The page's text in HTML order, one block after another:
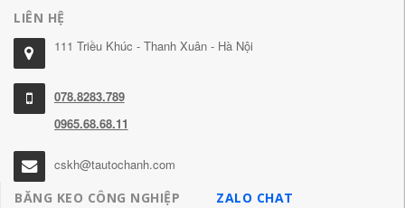
LIÊN HỆ
111 Triều Khúc - Thanh Xuân - Hà Nội
078.8283.789
0965.68.68.11
cskh@tautochanh.com
BĂNG KEO CÔNG NGHIỆP
ZALO CHAT